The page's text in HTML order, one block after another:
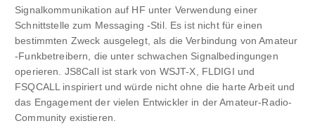
Signalkommunikation auf HF unter Verwendung einer
Schnittstelle zum Messaging -Stil. Es ist nicht für einen
bestimmten Zweck ausgelegt, als die Verbindung von Amateur
-Funkbetreibern, die unter schwachen Signalbedingungen
operieren. JS8Call ist stark von WSJT-X, FLDIGI und
FSQCALL inspiriert und würde nicht ohne die harte Arbeit und
das Engagement der vielen Entwickler in der Amateur-Radio-
Community existieren.